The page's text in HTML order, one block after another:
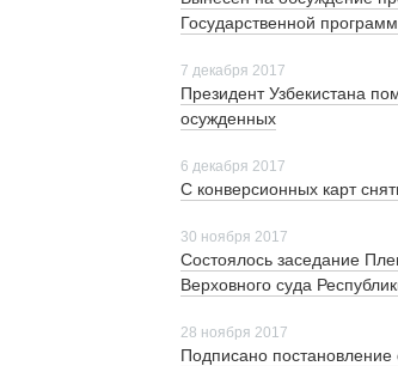
Государственной
7 декабря 2017
Президент Узбекистана
осужденных
6 декабря 2017
С конверсионных карт
30 ноября 2017
Cостоялось заседание
Верховного суда
28 ноября 2017
Подписано постановление